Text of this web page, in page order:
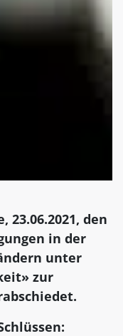
23.06.2021, den
in der
unter
zur